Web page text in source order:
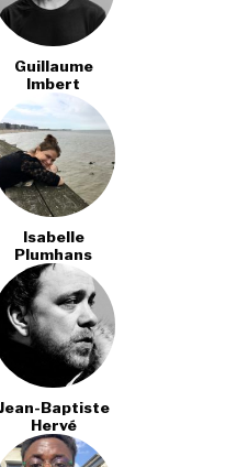
Guillaume
Imbert
Isabelle
Plumhans
Baptiste
Hervé